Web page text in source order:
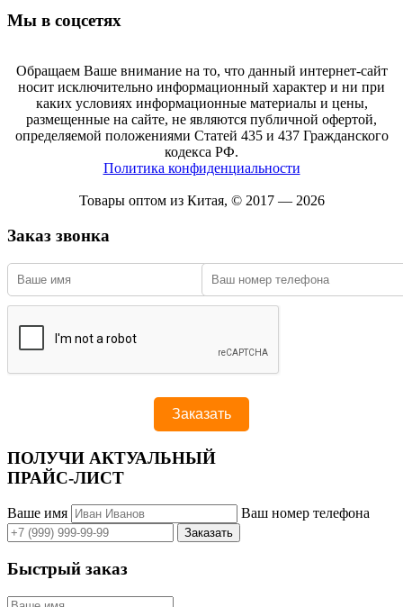
Мы в соцсетях
Обращаем Ваше внимание на то, что данный интернет-сайт
носит исключительно информационный характер и ни при
каких условиях информационные материалы и цены,
размещенные на сайте, не являются публичной офертой,
определяемой положениями Статей 435 и 437 Гражданского
кодекса РФ.
Политика конфиденциальности
Товары оптом из Китая, © 2017 — 2026
Заказ звонка
ПОЛУЧИ АКТУАЛЬНЫЙ
ПРАЙС-ЛИСТ
Ваше имя Ваш номер телефона
Быстрый заказ